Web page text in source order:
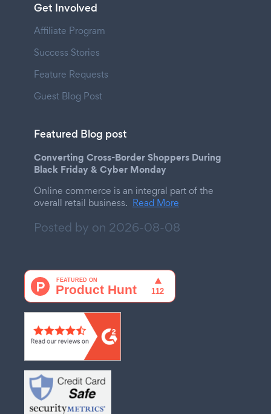
Get Involved
Affiliate Program
Success Stories
Feature Requests
Guest Blog Post
Featured Blog post
Converting Cross-Border Shoppers During
Black Friday & Cyber Monday
Online commerce is an integral part of the
overall retail business. Read More
Posted by on 2026-08-08